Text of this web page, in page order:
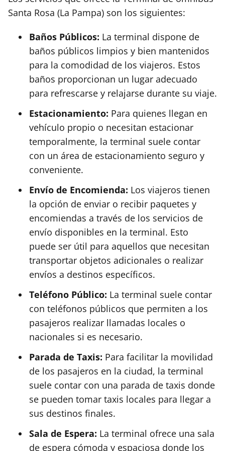
Santa Rosa (La Pampa) son los siguientes:
Baños Públicos: La terminal dispone de
baños públicos limpios y bien mantenidos
para la comodidad de los viajeros. Estos
baños proporcionan un lugar adecuado
para refrescarse y relajarse durante su viaje.
Estacionamiento: Para quienes llegan en
vehículo propio o necesitan estacionar
temporalmente, la terminal suele contar
con un área de estacionamiento seguro y
conveniente.
Envío de Encomienda: Los viajeros tienen
la opción de enviar o recibir paquetes y
encomiendas a través de los servicios de
envío disponibles en la terminal. Esto
puede ser útil para aquellos que necesitan
transportar objetos adicionales o realizar
envíos a destinos específicos.
Teléfono Público: La terminal suele contar
con teléfonos públicos que permiten a los
pasajeros realizar llamadas locales o
nacionales si es necesario.
Parada de Taxis: Para facilitar la movilidad
de los pasajeros en la ciudad, la terminal
suele contar con una parada de taxis donde
se pueden tomar taxis locales para llegar a
sus destinos finales.
Sala de Espera: La terminal ofrece una sala
de espera cómoda y espaciosa donde los